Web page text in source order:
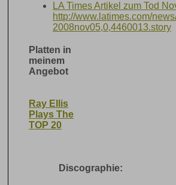
LA Times Artikel zum Tod
http://www.latimes.com/
2008nov05,0,4460013.story
Platten in
meinem
Angebot
Ray Ellis
Plays The
TOP 20
Discographie: